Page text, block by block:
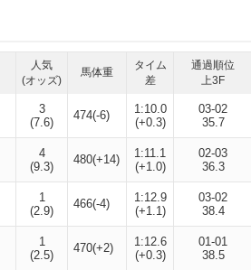
人気
(オッズ)
馬体重
タイム
差
通過順位
上3F
3
(7.6)
474(-6)
1:10.0
(+0.3)
03-02
35.7
4
(9.3)
480(+14)
1:11.1
(+1.0)
02-03
36.3
1
(2.9)
466(-4)
1:12.9
(+1.1)
03-02
38.4
1
(2.5)
470(+2)
1:12.6
(+0.3)
01-01
38.5